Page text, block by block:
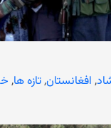
, افغانستان,تازه ها,